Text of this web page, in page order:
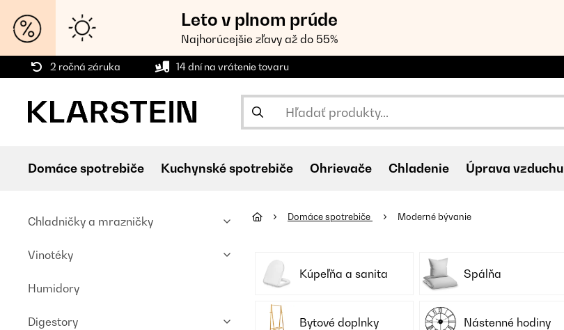
Leto v plnom prúde
Najhorúcejšie zľavy až do 55%
2 ročná záruka 14 dní na vrátenie tovaru
Domáce spotrebiče Kuchynské spotrebiče Ohrievače Chladenie Úprava vzduchu
Chladničky a mrazničky
Vinotéky
Humidory
Digestory
Domáce spotrebiče Moderné bývanie
Kúpeľňa a sanita Spálňa
Bytové doplnky Nástenné hodiny